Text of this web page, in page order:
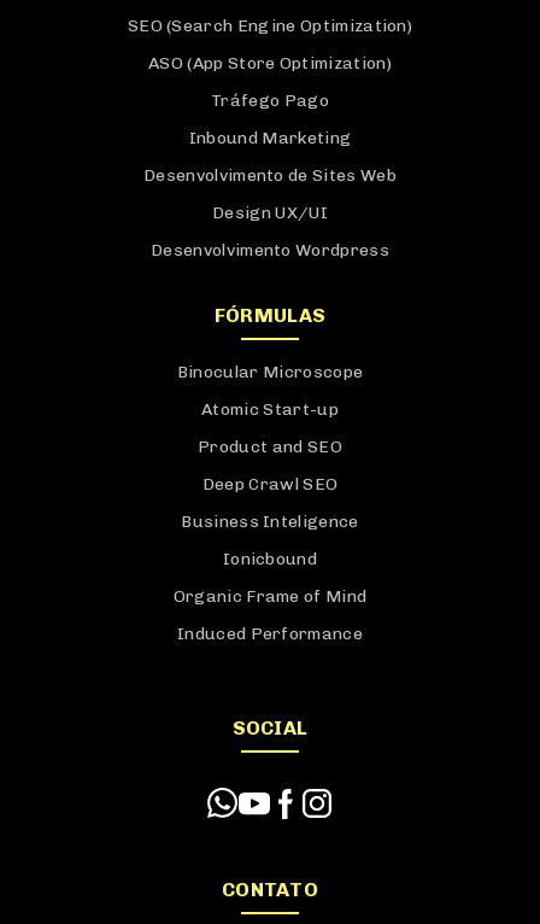
SEO (Search Engine Optimization)
ASO (App Store Optimization)
Tráfego Pago
Inbound Marketing
Desenvolvimento de Sites Web
Design UX/UI
Desenvolvimento Wordpress
FÓRMULAS
Binocular Microscope
Atomic Start-up
Product and SEO
Deep Crawl SEO
Business Inteligence
Ionicbound
Organic Frame of Mind
Induced Performance
SOCIAL
CONTATO